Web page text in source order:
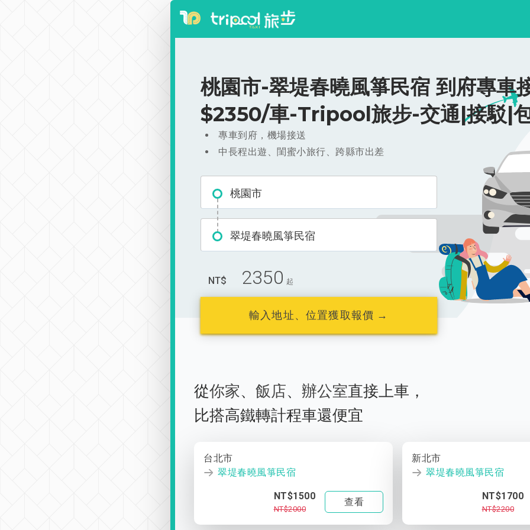
桃園市-翠堤春曉風箏民宿 到府專車
$2350/車-Tripool旅步-交通|接駁|
專車到府，機場接送
中長程出遊、閨蜜小旅行、跨縣市出差
桃園市
翠堤春曉風箏民宿
NT$ 2350 起
輸入地址、位置獲取報價 →
從你家、 飯店、 辦公室直接上車，
比搭高鐵轉計程車還便宜
台北市
翠堤春曉風箏民宿
NT$1500
NT$2000
查看
新北市
翠堤春曉風箏民宿
NT$1700
NT$2200